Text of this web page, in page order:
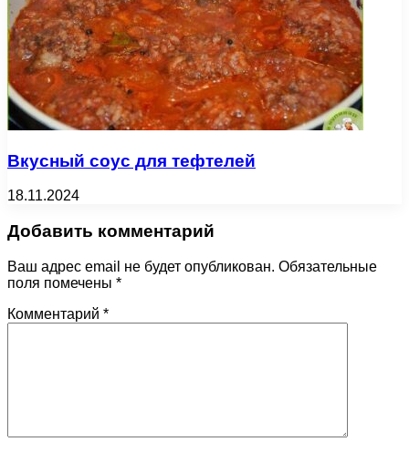
Вкусный соус для тефтелей
18.11.2024
Добавить комментарий
Ваш адрес email не будет опубликован. Обязательные
поля помечены *
Комментарий *